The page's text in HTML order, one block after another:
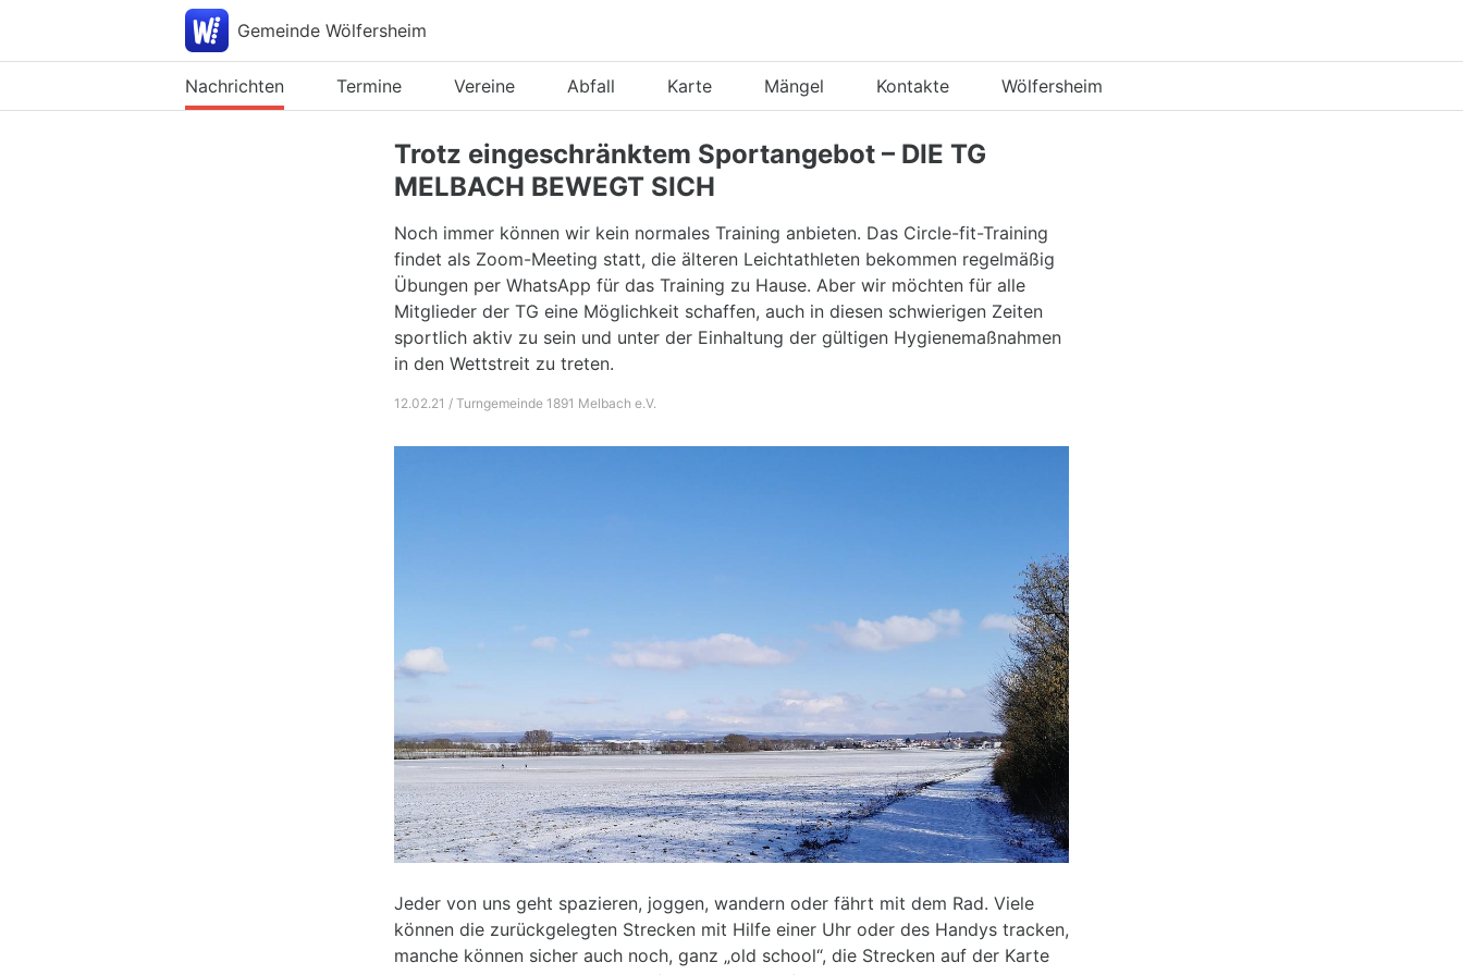
Gemeinde Wölfersheim
Nachrichten Termine Vereine Abfall Karte Mängel Kontakte Wölfersheim
Trotz eingeschränktem Sportangebot – DIE TG
MELBACH BEWEGT SICH
Noch immer können wir kein normales Training anbieten. Das Circle-fit-Training
findet als Zoom-Meeting statt, die älteren Leichtathleten bekommen regelmäßig
Übungen per WhatsApp für das Training zu Hause. Aber wir möchten für alle
Mitglieder der TG eine Möglichkeit schaffen, auch in diesen schwierigen Zeiten
sportlich aktiv zu sein und unter der Einhaltung der gültigen Hygienemaßnahmen
in den Wettstreit zu treten.
12.02.21 / Turngemeinde 1891 Melbach e.V.
Jeder von uns geht spazieren, joggen, wandern oder fährt mit dem Rad. Viele
können die zurückgelegten Strecken mit Hilfe einer Uhr oder des Handys tracken,
manche können sicher auch noch, ganz „old school“, die Strecken auf der Karte